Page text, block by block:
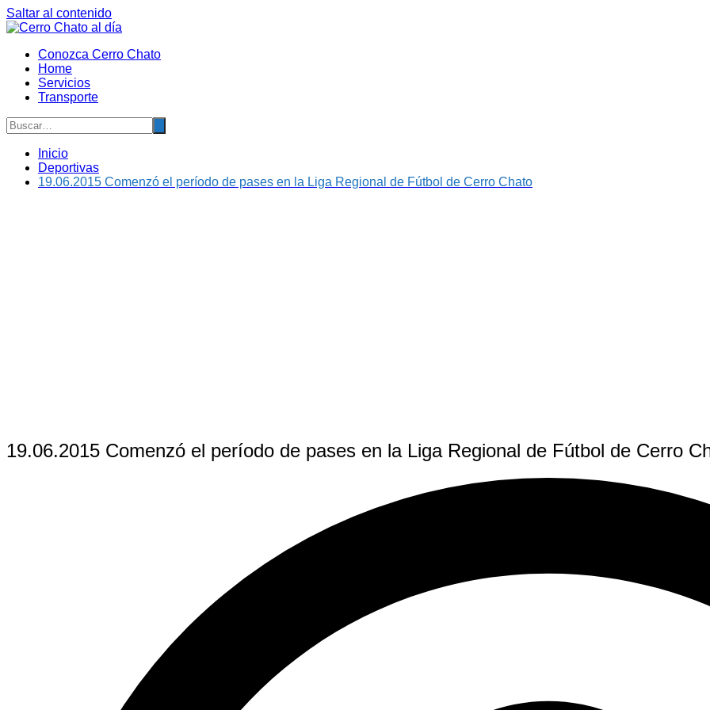
Saltar al contenido
Conozca Cerro Chato
Home
Servicios
Transporte
Inicio
Deportivas
19.06.2015 Comenzó el período de pases en la Liga Regional de Fútbol de Cerro Chato
19.06.2015 Comenzó el período de pases en la Liga Regional de Fútbol de Cerro